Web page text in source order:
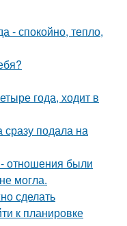
- спокойно, тепло,
года, ходит в
подала на
отношения были
могла.
сделать
к планировке